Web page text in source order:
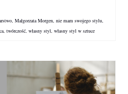
Małgorzata Morgen nie mam swojego stylu
twórczość własny styl własny styl w sztuce